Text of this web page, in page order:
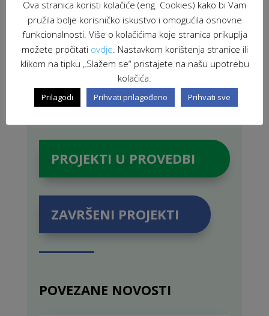
PROJEKTI U PROVEDBI
ZAVRŠENI PROJEKTI
POVEZANE NOVOSTI
Ova stranica koristi kolačiće (eng. Cookies) kako bi Vam
pružila bolje korisničko iskustvo i omogućila osnovne
funkcionalnosti. Više o kolačićima koje stranica prikuplja
možete pročitati ovdje . Nastavkom korištenja stranice ili
klikom na tipku „Slažem se“ pristajete na našu upotrebu
kolačića.
Prilagodi Prihvati prilagođeno Prihvati sve